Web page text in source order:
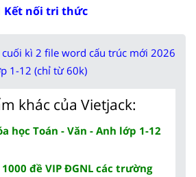
Kết nối tri thức
kì 2 file word cấu trúc mới 2026
1-12 (chỉ từ 60k)
khác của Vietjack:
học Toán - Văn - Anh lớp 1-12
đề VIP ĐGNL các trường